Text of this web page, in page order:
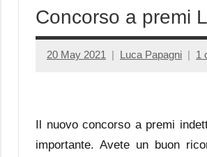
Concorso a premi
20 May 2021 Luca Papagni 1
Il nuovo concorso a premi
importante. Avete un buon